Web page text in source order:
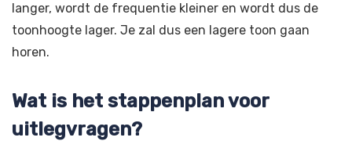
langer, wordt de frequentie kleiner en wordt dus de
toonhoogte lager. Je zal dus een lagere toon gaan
horen.
Wat is het stappenplan voor
uitlegvragen?